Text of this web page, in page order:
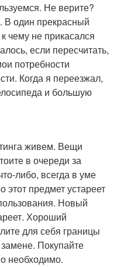
Не верите?
В один прекрасный
чему не прикасался
если пересчитать,
потребности
Когда я переезжал,
и большую
живем. Вещи
в очереди за
либо, всегда в уме
этот предмет устареет
Новый
Хороший
для себя границы
Покупайте
необходимо.